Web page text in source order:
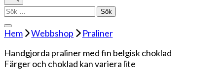
Sök
Hem
Webbshop
Praliner
Handgjorda praliner med fin belgisk choklad
Färger och choklad kan variera lite